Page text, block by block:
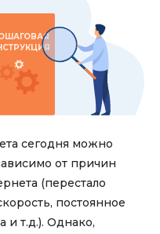
сегодня можно
от причин
(перестало
постоянное
и т.д.). Однако,